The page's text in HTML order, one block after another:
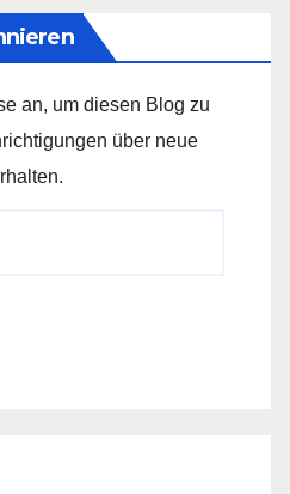
an, um diesen Blog zu
über neue